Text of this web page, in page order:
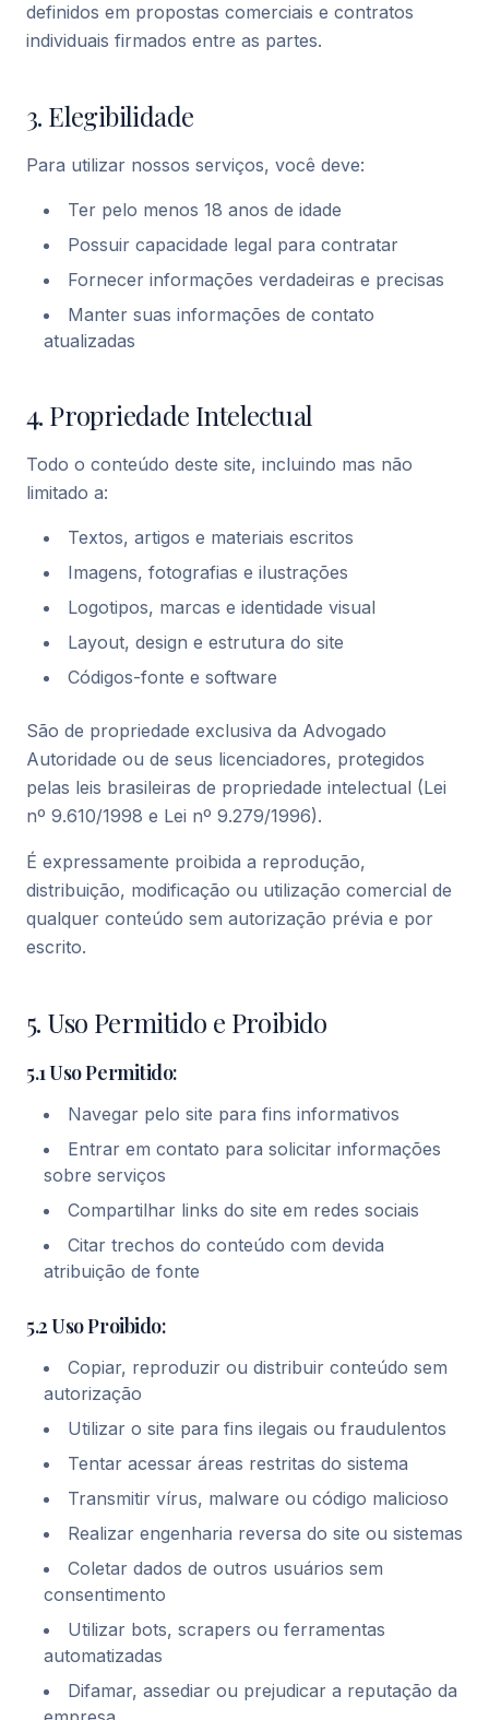
definidos em propostas comerciais e contratos
individuais firmados entre as partes.
3. Elegibilidade
Para utilizar nossos serviços, você deve:
Ter pelo menos 18 anos de idade
Possuir capacidade legal para contratar
Fornecer informações verdadeiras e precisas
Manter suas informações de contato
atualizadas
4. Propriedade Intelectual
Todo o conteúdo deste site, incluindo mas não
limitado a:
Textos, artigos e materiais escritos
Imagens, fotografias e ilustrações
Logotipos, marcas e identidade visual
Layout, design e estrutura do site
Códigos-fonte e software
São de propriedade exclusiva da Advogado
Autoridade ou de seus licenciadores, protegidos
pelas leis brasileiras de propriedade intelectual (Lei
nº 9.610/1998 e Lei nº 9.279/1996).
É expressamente proibida a reprodução,
distribuição, modificação ou utilização comercial de
qualquer conteúdo sem autorização prévia e por
escrito.
5. Uso Permitido e Proibido
5.1 Uso Permitido:
Navegar pelo site para fins informativos
Entrar em contato para solicitar informações
sobre serviços
Compartilhar links do site em redes sociais
Citar trechos do conteúdo com devida
atribuição de fonte
5.2 Uso Proibido:
Copiar, reproduzir ou distribuir conteúdo sem
autorização
Utilizar o site para fins ilegais ou fraudulentos
Tentar acessar áreas restritas do sistema
Transmitir vírus, malware ou código malicioso
Realizar engenharia reversa do site ou sistemas
Coletar dados de outros usuários sem
consentimento
Utilizar bots, scrapers ou ferramentas
automatizadas
Difamar, assediar ou prejudicar a reputação da